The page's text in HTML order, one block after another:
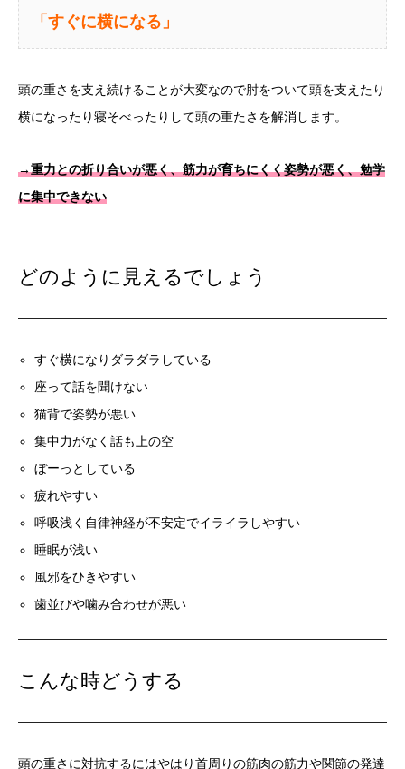
「すぐに横になる」
頭の重さを支え続けることが大変なので肘をついて頭を支えたり
横になったり寝そべったりして頭の重たさを解消します。
→重力との折り合いが悪く、筋力が育ちにくく姿勢が悪く、勉学
に集中できない
どのように見えるでしょう
すぐ横になりダラダラしている
座って話を聞けない
猫背で姿勢が悪い
集中力がなく話も上の空
ぼーっとしている
疲れやすい
呼吸浅く自律神経が不安定でイライラしやすい
睡眠が浅い
風邪をひきやすい
歯並びや噛み合わせが悪い
こんな時どうする
頭の重さに対抗するにはやはり首周りの筋肉の筋力や関節の発達